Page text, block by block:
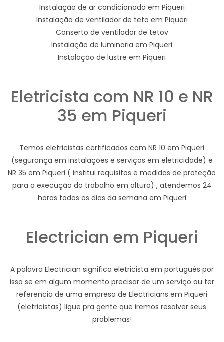
Instalação de ar condicionado em Piqueri
Instalação de ventilador de teto em Piqueri
Conserto de ventilador de tetov
Instalação de luminaria em Piqueri
Instalação de lustre em Piqueri
Eletricista com NR 10 e NR
35 em Piqueri
Temos eletricistas certificados com NR 10 em Piqueri
(segurança em instalações e serviços em eletricidade) e
NR 35 em Piqueri ( institui requisitos e medidas de proteção
para a execução do trabalho em altura) , atendemos 24
horas todos os dias da semana em Piqueri
Electrician em Piqueri
A palavra Electrician significa eletricista em português por
isso se em algum momento precisar de um serviço ou ter
referencia de uma empresa de Electricians em Piqueri
(eletricistas) ligue pra gente que iremos resolver seus
problemas!